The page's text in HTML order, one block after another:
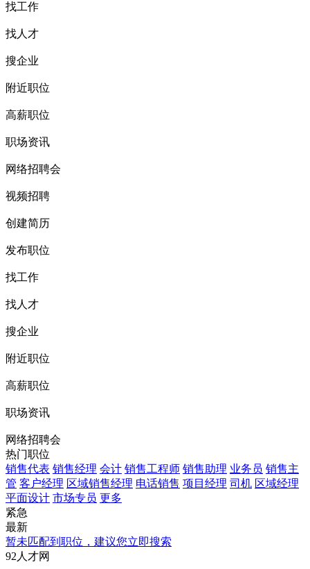
找工作
找人才
搜企业
附近职位
高薪职位
职场资讯
网络招聘会
视频招聘
创建简历
发布职位
找工作
找人才
搜企业
附近职位
高薪职位
职场资讯
网络招聘会
热门职位
销售代表 销售经理 会计 销售工程师 销售助理 业务员 销售主
管 客户经理 区域销售经理 电话销售 项目经理 司机 区域经理
平面设计 市场专员 更多
紧急
最新
暂未匹配到职位，建议您立即搜索
92人才网